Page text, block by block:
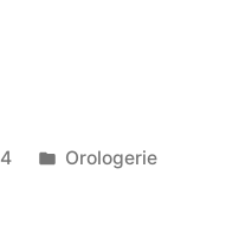
Pubblicato
Orologerie